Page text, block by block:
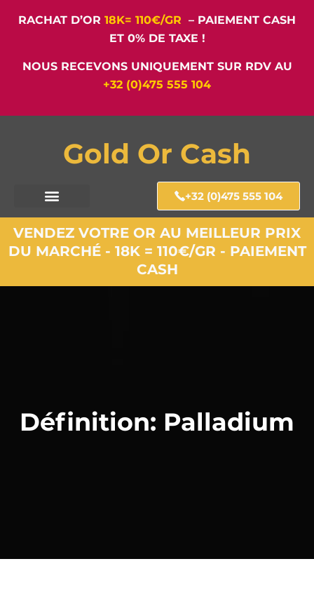
RACHAT D’OR 18K= 110€/GR – PAIEMENT CASH
ET 0% DE TAXE !
NOUS RECEVONS UNIQUEMENT SUR RDV AU
+32 (0)475 555 104
Gold Or Cash
+32 (0)475 555 104
VENDEZ VOTRE OR AU MEILLEUR PRIX
DU MARCHÉ - 18K = 110€/GR - PAIEMENT
CASH
Définition: Palladium